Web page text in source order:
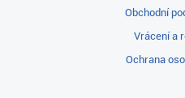
Obchodní
Vrácení a
Ochrana